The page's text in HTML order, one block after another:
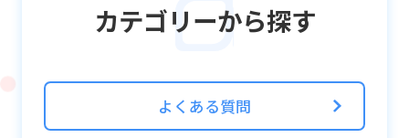
ALICEシミュレーターをプレイいただく場合
ー」を選択してください。
※ALICEシミュレーターを解放するにはガイ
カテゴリーから探す
よくある質問